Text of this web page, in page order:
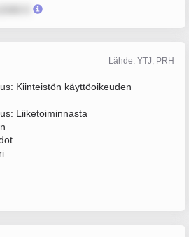
Lähde: YTJ, PRH
Kiinteistön käyttöoikeuden
Liiketoiminnasta